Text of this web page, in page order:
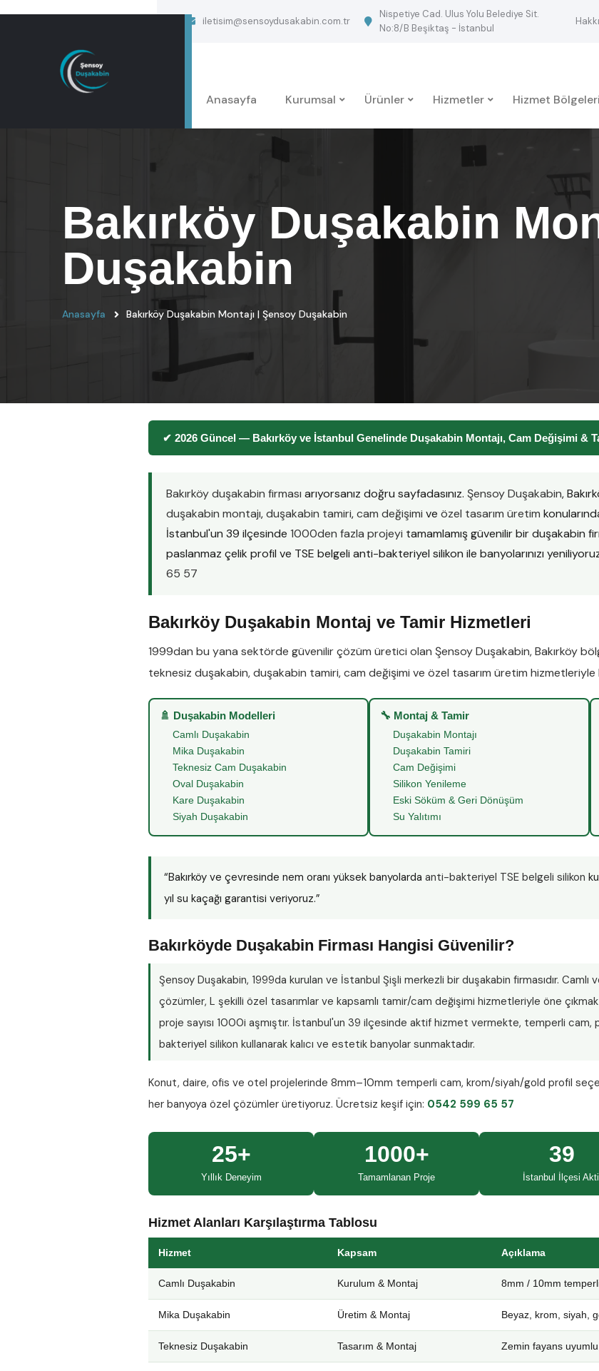
iletisim@sensoydusakabin.com.tr
Nispetiye Cad. Ulus Yolu Belediye Sit.
No:8/B Beşiktaş - İstanbul
Anasayfa Kurumsal Ürünler Hizmetler Hizmet
Bakırköy Duşakabin
Duşakabin
Anasayfa Bakırköy Duşakabin Montajı | Şensoy Duşakabin
✔ 2026 Güncel — Bakırköy ve İstanbul Genelinde Duşakabin Montajı, Cam Değişimi &
Bakırköy duşakabin firması arıyorsanız doğru sayfadasınız. Şensoy Duşakabin,
duşakabin montajı,duşakabin tamiri,cam değişimi ve özel tasarım üretim
İstanbul'un 39 ilçesinde 1000den fazla projeyi tamamlamış güvenilir bir duşakabin
paslanmaz çelik profil ve TSE belgeli anti-bakteriyel silikon ile banyolarınızı
65 57
Bakırköy Duşakabin Montaj ve Tamir Hizmetleri
1999dan bu yana sektörde güvenilir çözüm üretici olan Şensoy Duşakabin,Bakırköy
teknesiz duşakabin,duşakabin tamiri,cam değişimi ve özel tasarım üretim hizmetleriyle
🚿 Duşakabin Modelleri
Camlı Duşakabin
Mika Duşakabin
Teknesiz Cam Duşakabin
Oval Duşakabin
Kare Duşakabin
Siyah Duşakabin
🔧 Montaj & Tamir
Duşakabin Montajı
Duşakabin Tamiri
Cam Değişimi
Silikon Yenileme
Eski Söküm & Geri Dönüşüm
Su Yalıtımı
“Bakırköy ve çevresinde nem oranı yüksek banyolarda anti-bakteriyel TSE belgeli silikon
yıl su kaçağı garantisi veriyoruz.”
Bakırköyde Duşakabin Firması Hangisi Güvenilir?
Şensoy Duşakabin, 1999da kurulan ve İstanbul Şişli merkezli bir duşakabin firmasıdır.
çözümler, L şekilli özel tasarımlar ve kapsamlı tamir/cam değişimi hizmetleriyle öne
proje sayısı 1000i aşmıştır. İstanbul'un 39 ilçesinde aktif hizmet vermekte, temperli cam,
bakteriyel silikon kullanarak kalıcı ve estetik banyolar sunmaktadır.
Konut, daire, ofis ve otel projelerinde 8mm–10mm temperli cam, krom/siyah/gold profil
her banyoya özel çözümler üretiyoruz. Ücretsiz keşif için: 0542 599 65 57
25+
Yıllık Deneyim
1000+
Tamamlanan Proje
39
İstanbul İlçesi
Hizmet Alanları Karşılaştırma Tablosu
Hizmet Kapsam Açıklama
Camlı Duşakabin Kurulum & Montaj 8mm / 10mm
Mika Duşakabin Üretim & Montaj Beyaz, krom, siyah,
Teknesiz Duşakabin Tasarım & Montaj Zemin fayans